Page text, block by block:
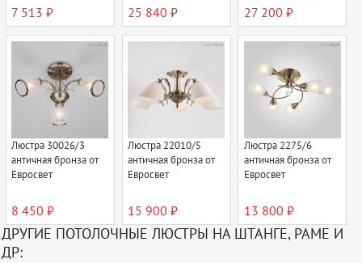
7 513 ₽ 25 840 ₽ 27 200 ₽
Люстра 30026/3
античная бронза от
Евросвет
8 450 ₽
Люстра 22010/5
античная бронза от
Евросвет
15 900 ₽
Люстра 2275/6
античная бронза от
Евросвет
13 800 ₽
ДРУГИЕ ПОТОЛОЧНЫЕ ЛЮСТРЫ НА ШТАНГЕ, РАМЕ И
ДР: